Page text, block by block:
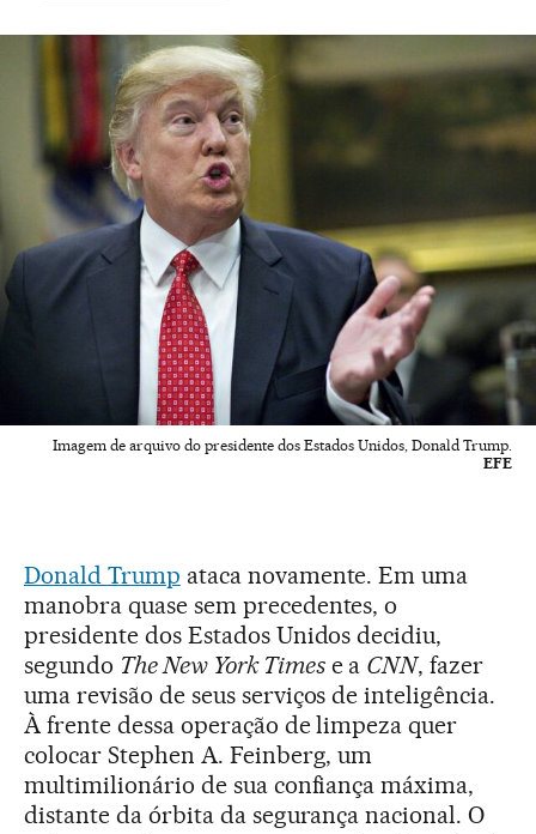
Imagem de arquivo do presidente dos Estados Unidos, Donald Trump.
EFE
Donald Trump ataca novamente. Em uma
manobra quase sem precedentes, o
presidente dos Estados Unidos decidiu,
segundo The New York Timese a CNN, fazer
uma revisão de seus serviços de inteligência.
À frente dessa operação de limpeza quer
colocar Stephen A. Feinberg, um
multimilionário de sua confiança máxima,
distante da órbita da segurança nacional. O